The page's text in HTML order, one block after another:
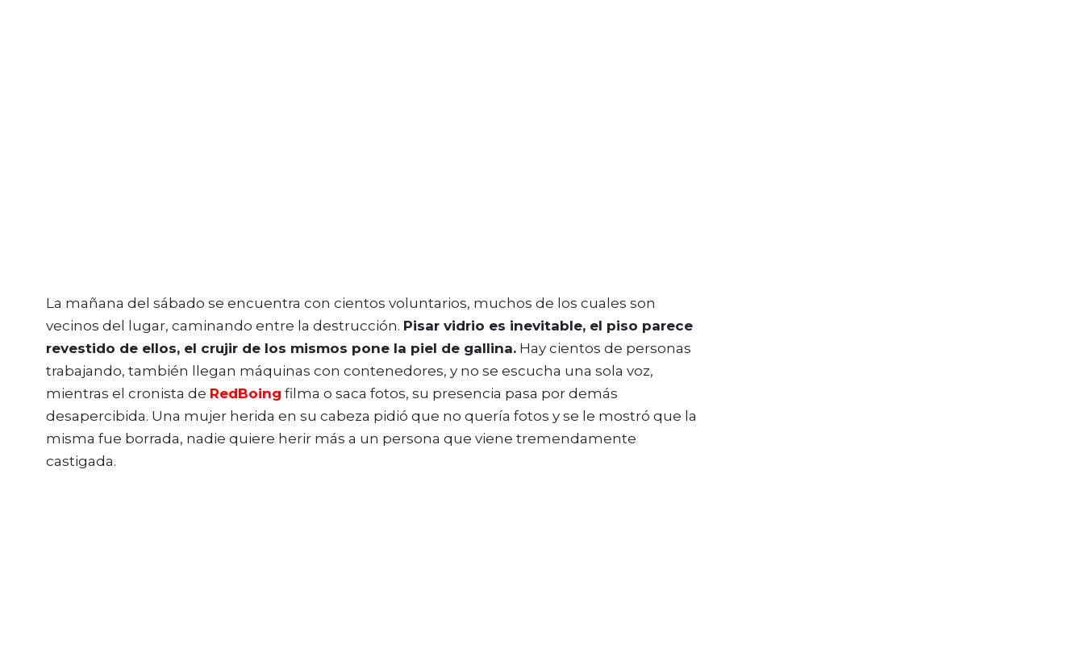
La mañana del sábado se encuentra con cientos voluntarios, muchos de los cuales son
vecinos del lugar, caminando entre la destrucción. Pisar vidrio es inevitable, el piso parece
revestido de ellos, el crujir de los mismos pone la piel de gallina. Hay cientos de personas
trabajando, también llegan máquinas con contenedores, y no se escucha una sola voz,
mientras el cronista de RedBoing filma o saca fotos, su presencia pasa por demás
desapercibida. Una mujer herida en su cabeza pidió que no quería fotos y se le mostró que la
misma fue borrada, nadie quiere herir más a un persona que viene tremendamente
castigada.